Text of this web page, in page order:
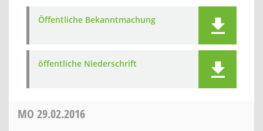
Öffentliche Bekanntmachung
öffentliche Niederschrift
MO 29.02.2016